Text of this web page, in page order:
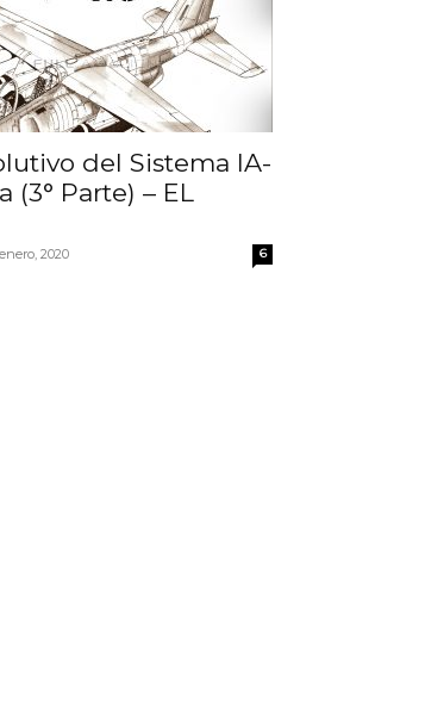
del Sistema IA-
(3° Parte) – EL
2020 6